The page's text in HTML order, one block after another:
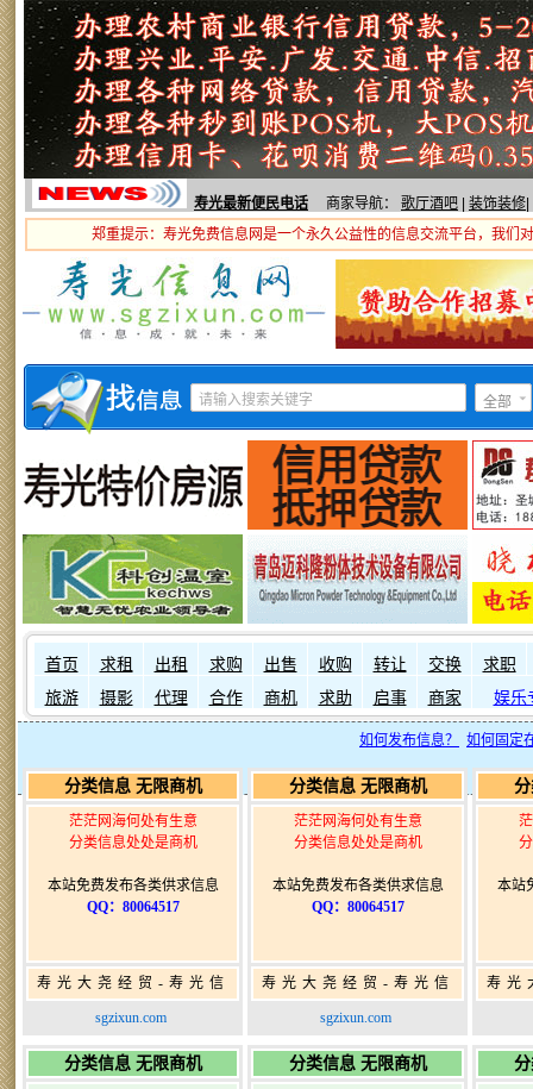
寿光最新便民电话 商家导航： 歌厅酒吧 装饰装修
郑重提示：寿光免费信息网是一个永久公益性的信息交流平台，我们
全部
首页 求租 出租 求购 出售 收购 转让 交换
求职
旅游
摄影 代理 合作 商机 求助 启事 商家 娱乐
如何发布信息？ 如何固定
分类信息 无限商机
茫茫网海何处有生意
分类信息处处是商机
本站免费发布各类供求信息
QQ：80064517
寿光大尧经贸-寿光信
息网-免费信息发布网-
sgzixun.com
分类信息 无限商机
茫茫网海何处有生意
分类信息处处是商机
本站免费发布各类供求信息
QQ：80064517
寿光大尧经贸-寿光信
息网-免费信息发布网-
sgzixun.com
本站
寿光
分类信息 无限商机 分类信息 无限商机